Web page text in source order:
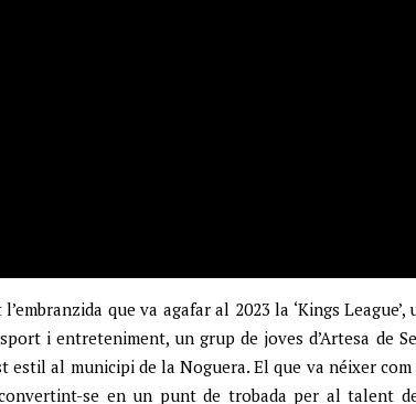
que va agafar al 2023 la ‘Kings
i entreteniment, un grup de joves d’Artesa de
estil al municipi de la Noguera. El que va néixer
se en un punt de trobada per al talent